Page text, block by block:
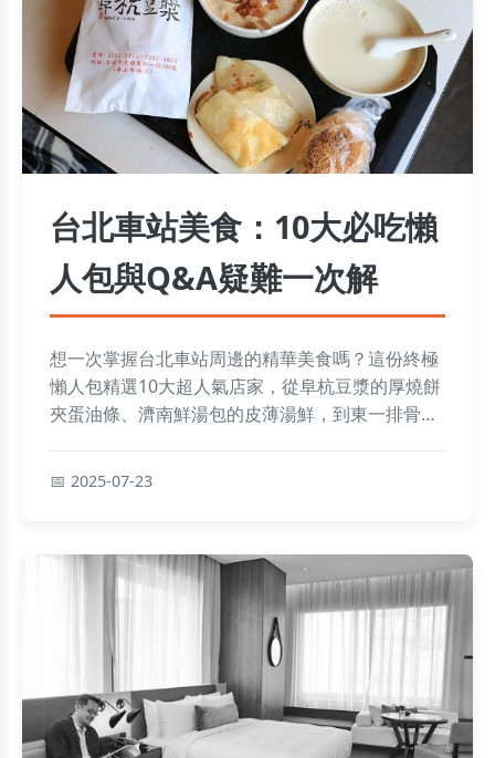
台北車站美食：10大必吃懶
人包與Q&A疑難一次解
想一次掌握台北車站周邊的精華美食嗎？這份終極
懶人包精選10大超人氣店家，從阜杭豆漿的厚燒餅
夾蛋油條、濟南鮮湯包的皮薄湯鮮，到東一排骨的
2025-07-23